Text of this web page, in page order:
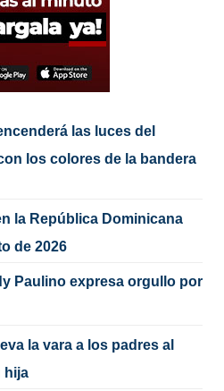
las luces del
los colores de la bandera
la República Dominicana
de 2026
Paulino expresa orgullo por
la vara a los padres al
hija